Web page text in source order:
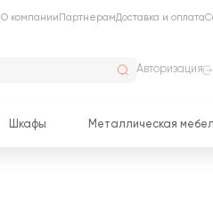
О компании ПартнерамДоставка и оплата
Авторизация
Шкафы Металлическая